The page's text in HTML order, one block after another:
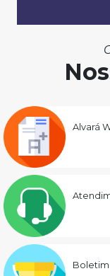
Alvará
Boletim